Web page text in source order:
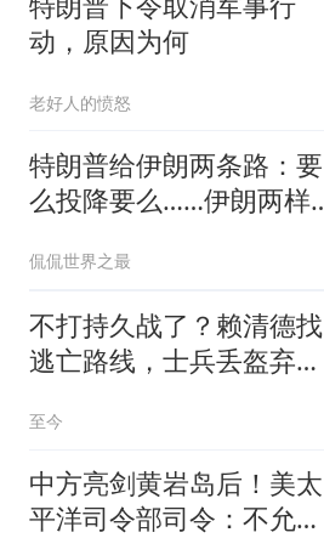
动，原因为何
老好人的愤怒
特朗普给伊朗两条路：要
么投降要么……伊朗两样
打下来了
侃侃世界之最
不打持久战了？赖清德找
逃亡路线，士兵丢盔弃
至今
中方亮剑黄岩岛后！美太
平洋司令部司令：不允许